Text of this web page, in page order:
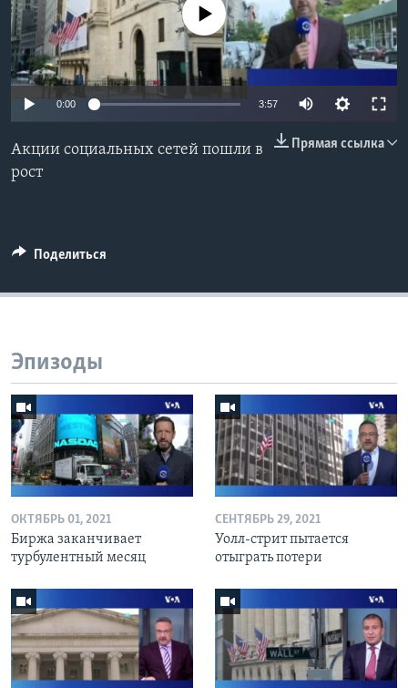
Learning English
СОЦИАЛЬНЫЕ СЕТИ
Языки
No media source currently available
0:00 3:57
Прямая ссылка
Акции социальных сетей пошли в
рост
Поделиться
Эпизоды
ОКТЯБРЬ 01, 2021
Биржа заканчивает
турбулентный месяц
СЕНТЯБРЬ 29, 2021
Уолл-стрит пытается
отыграть потери